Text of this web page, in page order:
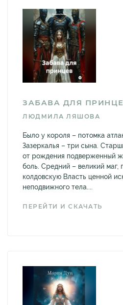
ЗАБАВА ДЛЯ
ЛЮДМИЛА ЛЯШОВА
Было у короля – потомка
Зазеркалья – три сына.
от рождения подверженный
боль. Средний – великий маг,
колдовскую Власть ценной
неподвижного тела....
ПЕРЕЙТИ И СКАЧАТЬ